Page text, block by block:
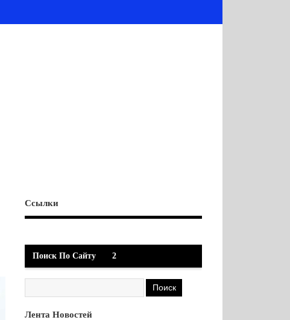
Ссылки
Поиск По Сайту 2
Лента Новостей